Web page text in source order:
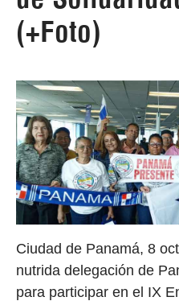
(+Foto)
Ciudad de Panamá, 8
nutrida delegación de
para participar en el IX